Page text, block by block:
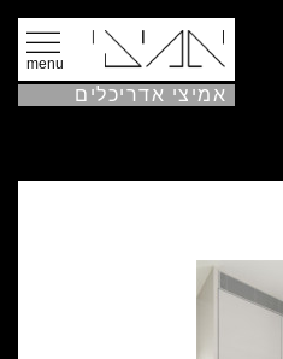
אמיצי אדריכלים
menu